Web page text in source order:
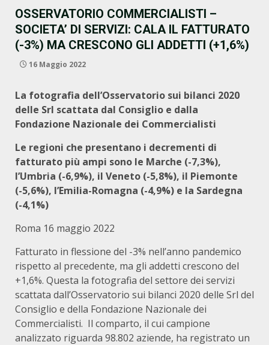
OSSERVATORIO COMMERCIALISTI –
SOCIETA’ DI SERVIZI: CALA IL FATTURATO
(-3%) MA CRESCONO GLI ADDETTI (+1,6%)
16 Maggio 2022
La fotografia dell’Osservatorio sui bilanci 2020
delle Srl scattata dal Consiglio e dalla
Fondazione Nazionale dei Commercialisti
Le regioni che presentano i decrementi di
fatturato più ampi sono le Marche (-7,3%),
l’Umbria (-6,9%), il Veneto (-5,8%), il Piemonte
(-5,6%), l’Emilia-Romagna (-4,9%) e la Sardegna
(-4,1%)
Roma 16 maggio 2022
Fatturato in flessione del -3% nell’anno pandemico
rispetto al precedente, ma gli addetti crescono del
+1,6%. Questa la fotografia del settore dei servizi
scattata dall’Osservatorio sui bilanci 2020 delle Srl del
Consiglio e della Fondazione Nazionale dei
Commercialisti. Il comparto, il cui campione
analizzato riguarda 98.802 aziende, ha registrato un